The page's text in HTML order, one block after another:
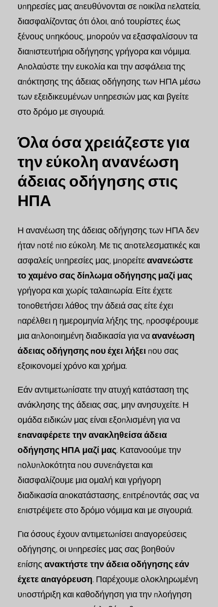
υπηρεσίες μας απευθύνονται σε ποικίλα πελατεία,
διασφαλίζοντας ότι όλοι, από τουρίστες έως
ξένους υπηκόους, μπορούν να εξασφαλίσουν τα
διαπιστευτήρια οδήγησης γρήγορα και νόμιμα.
Απολαύστε την ευκολία και την ασφάλεια της
απόκτησης της άδειας οδήγησης των ΗΠΑ μέσω
των εξειδικευμένων υπηρεσιών μας και βγείτε
στο δρόμο με σιγουριά.
Όλα όσα χρειάζεστε για
την εύκολη ανανέωση
άδειας οδήγησης στις
ΗΠΑ
Η ανανέωση της άδειας οδήγησης των ΗΠΑ δεν
ήταν ποτέ πιο εύκολη. Με τις αποτελεσματικές και
ασφαλείς υπηρεσίες μας, μπορείτεανανεώστε
το χαμένο σας δίπλωμα οδήγησης μαζί μας
γρήγορα και χωρίς ταλαιπωρία. Είτε έχετε
τοποθετήσει λάθος την άδειά σας είτε έχει
παρέλθει η ημερομηνία λήξης της, προσφέρουμε
μια απλοποιημένη διαδικασία για ναανανέωση
άδειας οδήγησης που έχει λήξει που σας
εξοικονομεί χρόνο και χρήμα.
Εάν αντιμετωπίσατε την ατυχή κατάσταση της
ανάκλησης της άδειας σας, μην ανησυχείτε. Η
ομάδα ειδικών μας είναι εξοπλισμένη για να
επαναφέρετε την ανακληθείσα άδεια
οδήγησης ΗΠΑ μαζί μας. Κατανοούμε την
πολυπλοκότητα που συνεπάγεται και
διασφαλίζουμε μια ομαλή και γρήγορη
διαδικασία αποκατάστασης, επιτρέποντάς σας να
επιστρέψετε στο δρόμο νόμιμα και με σιγουριά.
Για όσους έχουν αντιμετωπίσει απαγορεύσεις
οδήγησης, οι υπηρεσίες μας σας βοηθούν
επίσης ανακτήστε την άδεια οδήγησης εάν
έχετε απαγόρευση. Παρέχουμε ολοκληρωμένη
υποστήριξη και καθοδήγηση για την πλοήγηση